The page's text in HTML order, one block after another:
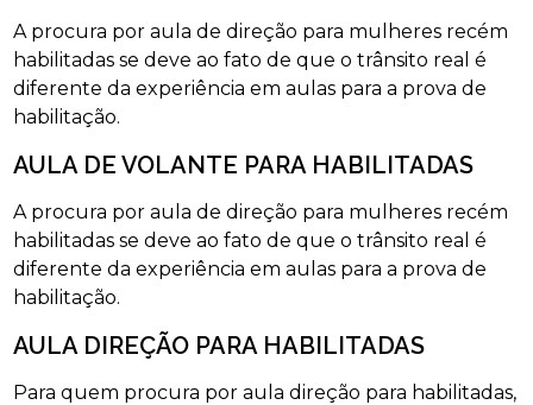
A procura por aula de direção para mulheres recém
habilitadas se deve ao fato de que o trânsito real é
diferente da experiência em aulas para a prova de
habilitação.
AULA DE VOLANTE PARA HABILITADAS
A procura por aula de direção para mulheres recém
habilitadas se deve ao fato de que o trânsito real é
diferente da experiência em aulas para a prova de
habilitação.
AULA DIREÇÃO PARA HABILITADAS
Para quem procura por aula direção para habilitadas,